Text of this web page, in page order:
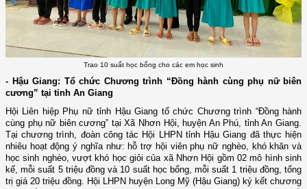
Trao 10 suất học bổng cho các em học sinh
- Hậu Giang: Tổ chức Chương trình “Đồng hành cùng phụ nữ biên
cương” tại tỉnh An Giang
Hội Liên hiệp Phụ nữ tỉnh Hậu Giang tổ chức Chương trình “Đồng hành
cùng phụ nữ biên cương” tại Xã Nhơn Hội, huyện An Phú, tỉnh An Giang.
Tại chương trình, đoàn công tác Hội LHPNtỉnh Hậu Giang đã thực hiện
nhiêu hoạt động ý nghĩa như: hỗ trợ hội viên phụ nữ nghèo, khó khăn và
học sinh nghèo, vượt khó học giỏi của xã Nhơn Hội gồm 02 mô hình sinh
kế, mỗi suất 5 triệu đồng và 10 suất học bổng, mỗi suất 1 triệu đồng, tổng
trị giá 20 triệu đồng. Hội LHPN huyện Long Mỹ (Hậu Giang) ký kết chương